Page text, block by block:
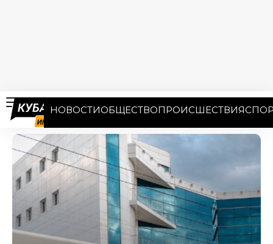
НОВОСТИОБЩЕСТВОПРОИСШЕСТВИЯ